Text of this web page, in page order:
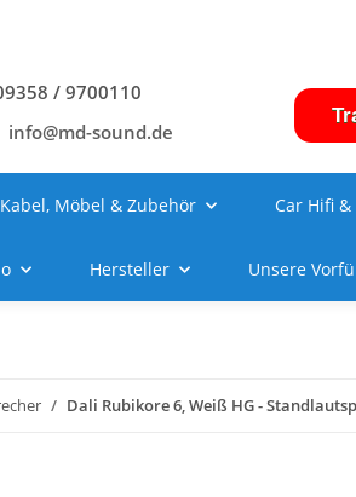
/ 9700110
info@md-sound.de
Kabel, Möbel & Zubehör Car Hifi
Hersteller Unsere
Dali Rubikore 6, Weiß HG -